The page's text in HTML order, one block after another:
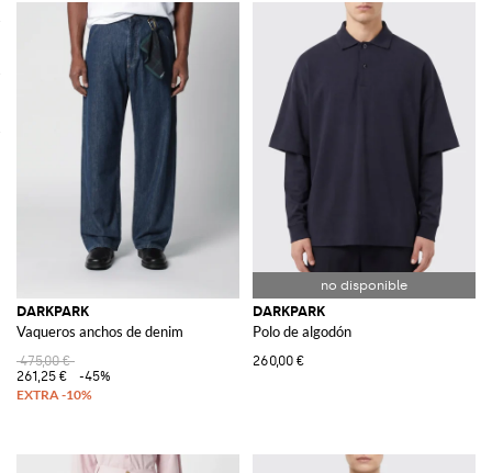
DARKPARK
Vaqueros anchos de denim
475,00 €
261,25 €
-45%
DARKPARK
Polo de algodón
260,00 €